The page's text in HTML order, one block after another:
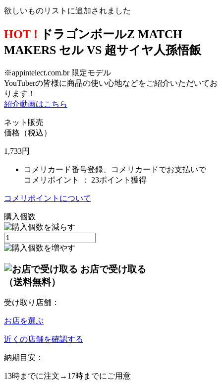
欲しいものリストに追加されました
HOT ! ドラゴンボールZ MATCH
MAKERS セル VS 超サイヤ人孫悟飯
※appintelect.com.br 限定モデル
YouTuberの皆様に商品の使い心地などをご紹介いただいてお
ります！
紹介動画はこちら
ネット販売
価格（税込）
1,733円
コメリカード番号登録、コメリカードでお支払いで
コメリポイント ： 23ポイント獲得
コメリポイントについて
購入個数
お店で受け取る
（送料無料）
受け取り店舗：
お店を選ぶ
近くの店舗を確認する
納期目安：
13時までに注文→ 17時までにご用意